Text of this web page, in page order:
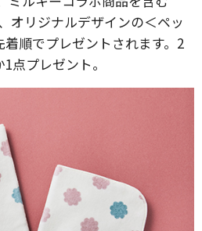
オリジナルデザインの＜ペッ
着順でプレゼントされます。2
点プレゼント。